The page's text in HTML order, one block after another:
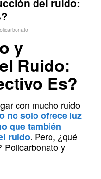
del ruido:
y
Ruido:
Es?
con mucho ruido
no solo ofrece luz
que también
ruido. Pero, ¿qué
Policarbonato y